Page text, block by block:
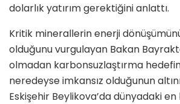
dolarlık yatırım gerektiğini anlattı.
Kritik minerallerin enerji
olduğunu vurgulayan Bakan
olmadan karbonsuzlaştırma
neredeyse imkansız olduğunun
Eskişehir Beylikova’da dünyadaki